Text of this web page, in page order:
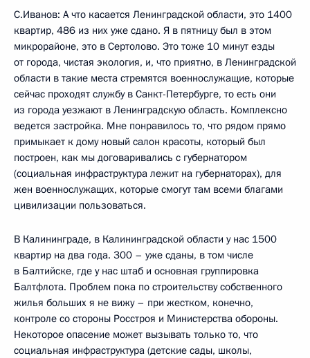
С.Иванов: А что касается Ленинградской области, это 1400
квартир, 486 из них уже сдано. Я в пятницу был в этом
микрорайоне, это в Сертолово. Это тоже 10 минут езды
от города, чистая экология, и, что приятно, в Ленинградской
области в такие места стремятся военнослужащие, которые
сейчас проходят службу в Санкт-Петербурге, то есть они
из города уезжают в Ленинградскую область. Комплексно
ведется застройка. Мне понравилось то, что рядом прямо
примыкает к дому новый салон красоты, который был
построен, как мы договаривались с губернатором
(социальная инфраструктура лежит на губернаторах), для
жен военнослужащих, которые смогут там всеми благами
цивилизации пользоваться.
В Калининграде, в Калининградской области у нас 1500
квартир на два года. 300 – уже сданы, в том числе
в Балтийске, где у нас штаб и основная группировка
Балтфлота. Проблем пока по строительству собственного
жилья больших я не вижу – при жестком, конечно,
контроле со стороны Росстроя и Министерства обороны.
Некоторое опасение может вызывать только то, что
социальная инфраструктура (детские сады, школы,